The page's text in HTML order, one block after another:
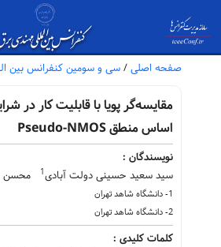
صفحه اصلی / سی و سومین کنفرانس بین
مقایسه‌گر پویا با قابلیت کار در
اساس منطق Pseudo-NMOS
نویسندگان :
سید سعید حسینی دولت آبادی1 محسن
1- دانشگاه شاهد تهران
2- دانشگاه شاهد تهران
کلمات کلیدی :